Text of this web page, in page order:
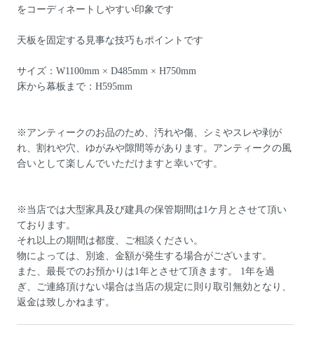
をコーディネートしやすい印象です
天板を固定する見事な技巧もポイントです
サイズ：W1100mm × D485mm × H750mm
床から幕板まで：H595mm
※アンティークのお品のため、汚れや傷、シミやスレや剥が
れ、割れや穴、ゆがみや隙間等があります。アンティークの風
合いとして楽しんでいただけますと幸いです。
※当店では大型家具及び建具の保管期間は1ケ月とさせて頂い
ております。
それ以上の期間は都度、ご相談ください。
物によっては、別途、金額が発生する場合がございます。
また、最長でのお預かりは1年とさせて頂きます。 1年を過
ぎ、ご連絡頂けない場合は当店の規定に則り取引無効となり、
返金は致しかねます。